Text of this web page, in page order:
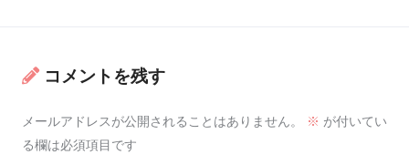
コメントを残す
メールアドレスが公開されることはありません。 ※ が付いてい
る欄は必須項目です